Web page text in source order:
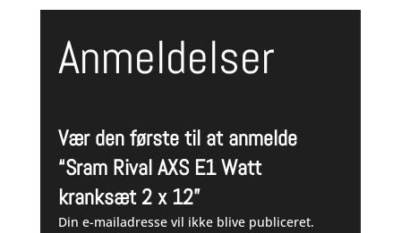
Anmeldelser
Vær den første til at anmelde
“Sram Rival AXS E1 Watt
kranksæt 2 x 12”
Din e-mailadresse vil ikke blive publiceret.